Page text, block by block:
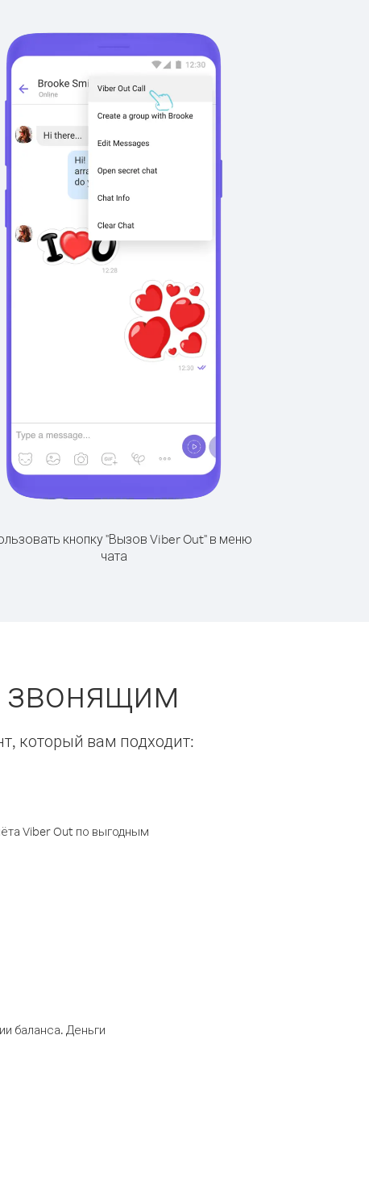
кнопку "Вызов Viber Out" в меню
чата
звонящим
который вам подходит:
Viber Out по выгодным
баланса. Деньги